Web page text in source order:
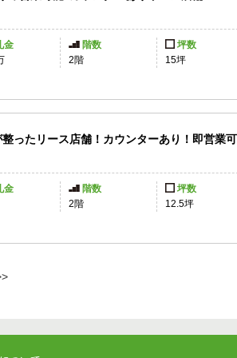
金
階数
2階
坪数
15坪
ったリース店舗！カウンターあり！即営業可
金
階数
2階
坪数
12.5坪